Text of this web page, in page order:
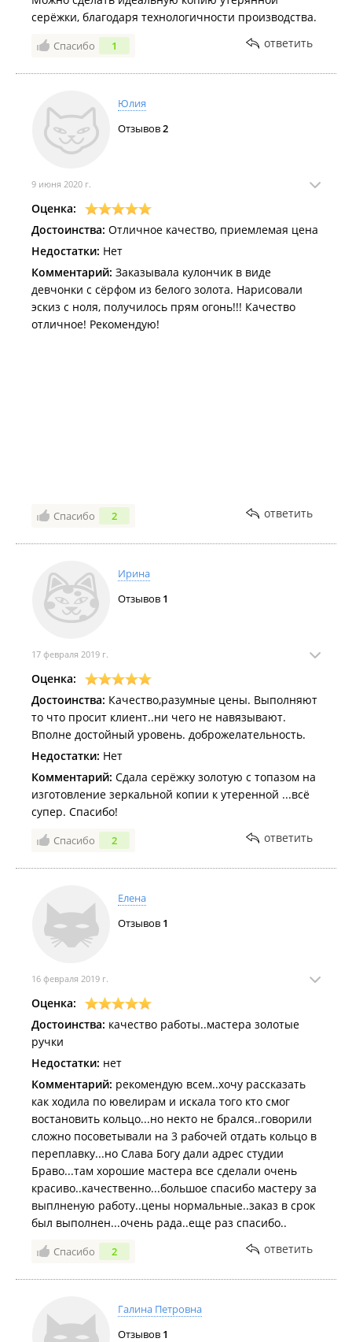
серёжки, благодаря технологичности производства.
Спасибо 1 ответить
Юлия
Отзывов2
9 июня 2020 г.
Оценка:
Достоинства: Отличное качество, приемлемая цена
Недостатки: Нет
Комментарий: Заказывала кулончик в виде
девчонки с сёрфом из белого золота. Нарисовали
эскиз с ноля, получилось прям огонь!!! Качество
отличное! Рекомендую!
Спасибо 2 ответить
Ирина
Отзывов 1
17 февраля 2019 г.
Оценка:
Достоинства: Качество,разумные цены. Выполняют
то что просит клиент..ни чего не навязывают.
Вполне достойный уровень. доброжелательность.
Недостатки: Нет
Комментарий: Сдала серёжку золотую с топазом на
изготовление зеркальной копии к утеренной ...всё
супер. Спасибо!
Спасибо 2 ответить
Елена
Отзывов 1
16 февраля 2019 г.
Оценка:
Достоинства: качество работы..мастера золотые
ручки
Недостатки: нет
Комментарий: рекомендую всем..хочу рассказать
как ходила по ювелирам и искала того кто смог
востановить кольцо...но некто не брался..говорили
сложно посоветывали на 3 рабочей отдать кольцо в
переплавку...но Слава Богу дали адрес студии
Браво...там хорошие мастера все сделали очень
красиво..качественно...большое спасибо мастеру за
выплненую работу..цены нормальные..заказ в срок
был выполнен...очень рада..еще раз спасибо..
Спасибо 2 ответить
Галина Петровна
Отзывов 1